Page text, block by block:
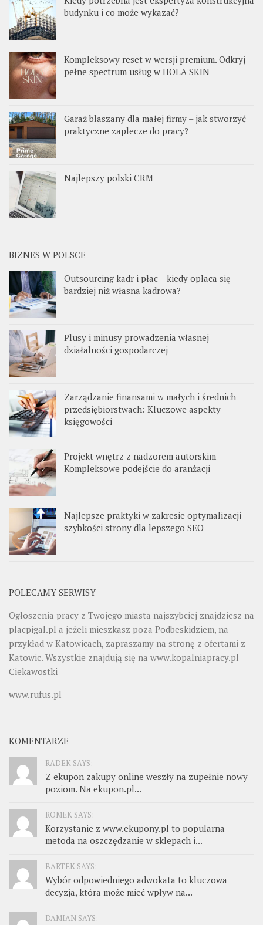
budynku i co może wykazać?
Kompleksowy reset w wersji premium. Odkryj
pełne spectrum usług w HOLA SKIN
Garaż blaszany dla małej firmy – jak stworzyć
praktyczne zaplecze do pracy?
Najlepszy polski CRM
BIZNES W POLSCE
Outsourcing kadr i płac – kiedy opłaca się
bardziej niż własna kadrowa?
Plusy i minusy prowadzenia własnej
działalności gospodarczej
Zarządzanie finansami w małych i średnich
przedsiębiorstwach: Kluczowe aspekty
księgowości
Projekt wnętrz z nadzorem autorskim –
Kompleksowe podejście do aranżacji
Najlepsze praktyki w zakresie optymalizacji
szybkości strony dla lepszego SEO
POLECAMY SERWISY
Ogłoszenia pracy z Twojego miasta najszybciej znajdziesz na
placpigal.pl a jeżeli mieszkasz poza Podbeskidziem, na
przykład w Katowicach, zapraszamy na stronę z ofertami z
Katowic. Wszystkie znajdują się na www.kopalniapracy.pl
Ciekawostki
www.rufus.pl
KOMENTARZE
RADEK SAYS:
Z ekupon zakupy online weszły na zupełnie nowy
poziom. Na ekupon.pl...
ROMEK SAYS:
Korzystanie z www.ekupony.pl to popularna
metoda na oszczędzanie w sklepach i...
BARTEK SAYS:
Wybór odpowiedniego adwokata to kluczowa
decyzja, która może mieć wpływ na...
DAMIAN SAYS: